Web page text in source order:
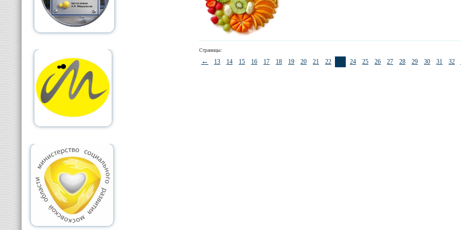
Страницы:
← 13 14 15 16 17 18 19 20 21 22 23 24 25 26 27 28 29 30 31 32